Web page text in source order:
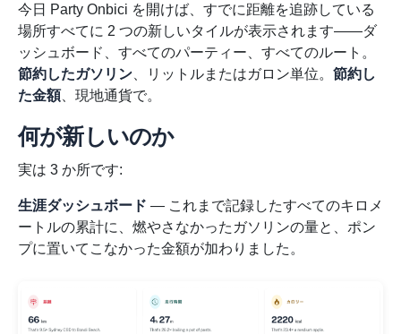
今日 Party Onbici を開けば、すでに距離を追跡している
場所すべてに 2 つの新しいタイルが表示されます——ダ
ッシュボード、すべてのパーティー、すべてのルート。
節約したガソリン 、リットルまたはガロン単位。 節約し
た金額、現地通貨で。
何が新しいのか
実は 3 か所です:
生涯ダッシュボード — これまで記録したすべてのキロメ
ートルの累計に、燃やさなかったガソリンの量と、ポン
プに置いてこなかった金額が加わりました。